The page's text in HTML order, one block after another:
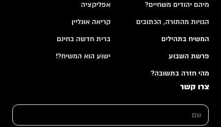
מיהם יהודים משחיים?
הגויות מהתורה, הכתובים
המשיח בתהילים
פרשת השבוע
מהי חזרה בתשובה?
אפליקציה
קריאה אונליין
ברית חדשה בחינם
ישוע הוא המשיח?!
צרו קשר
יש
*